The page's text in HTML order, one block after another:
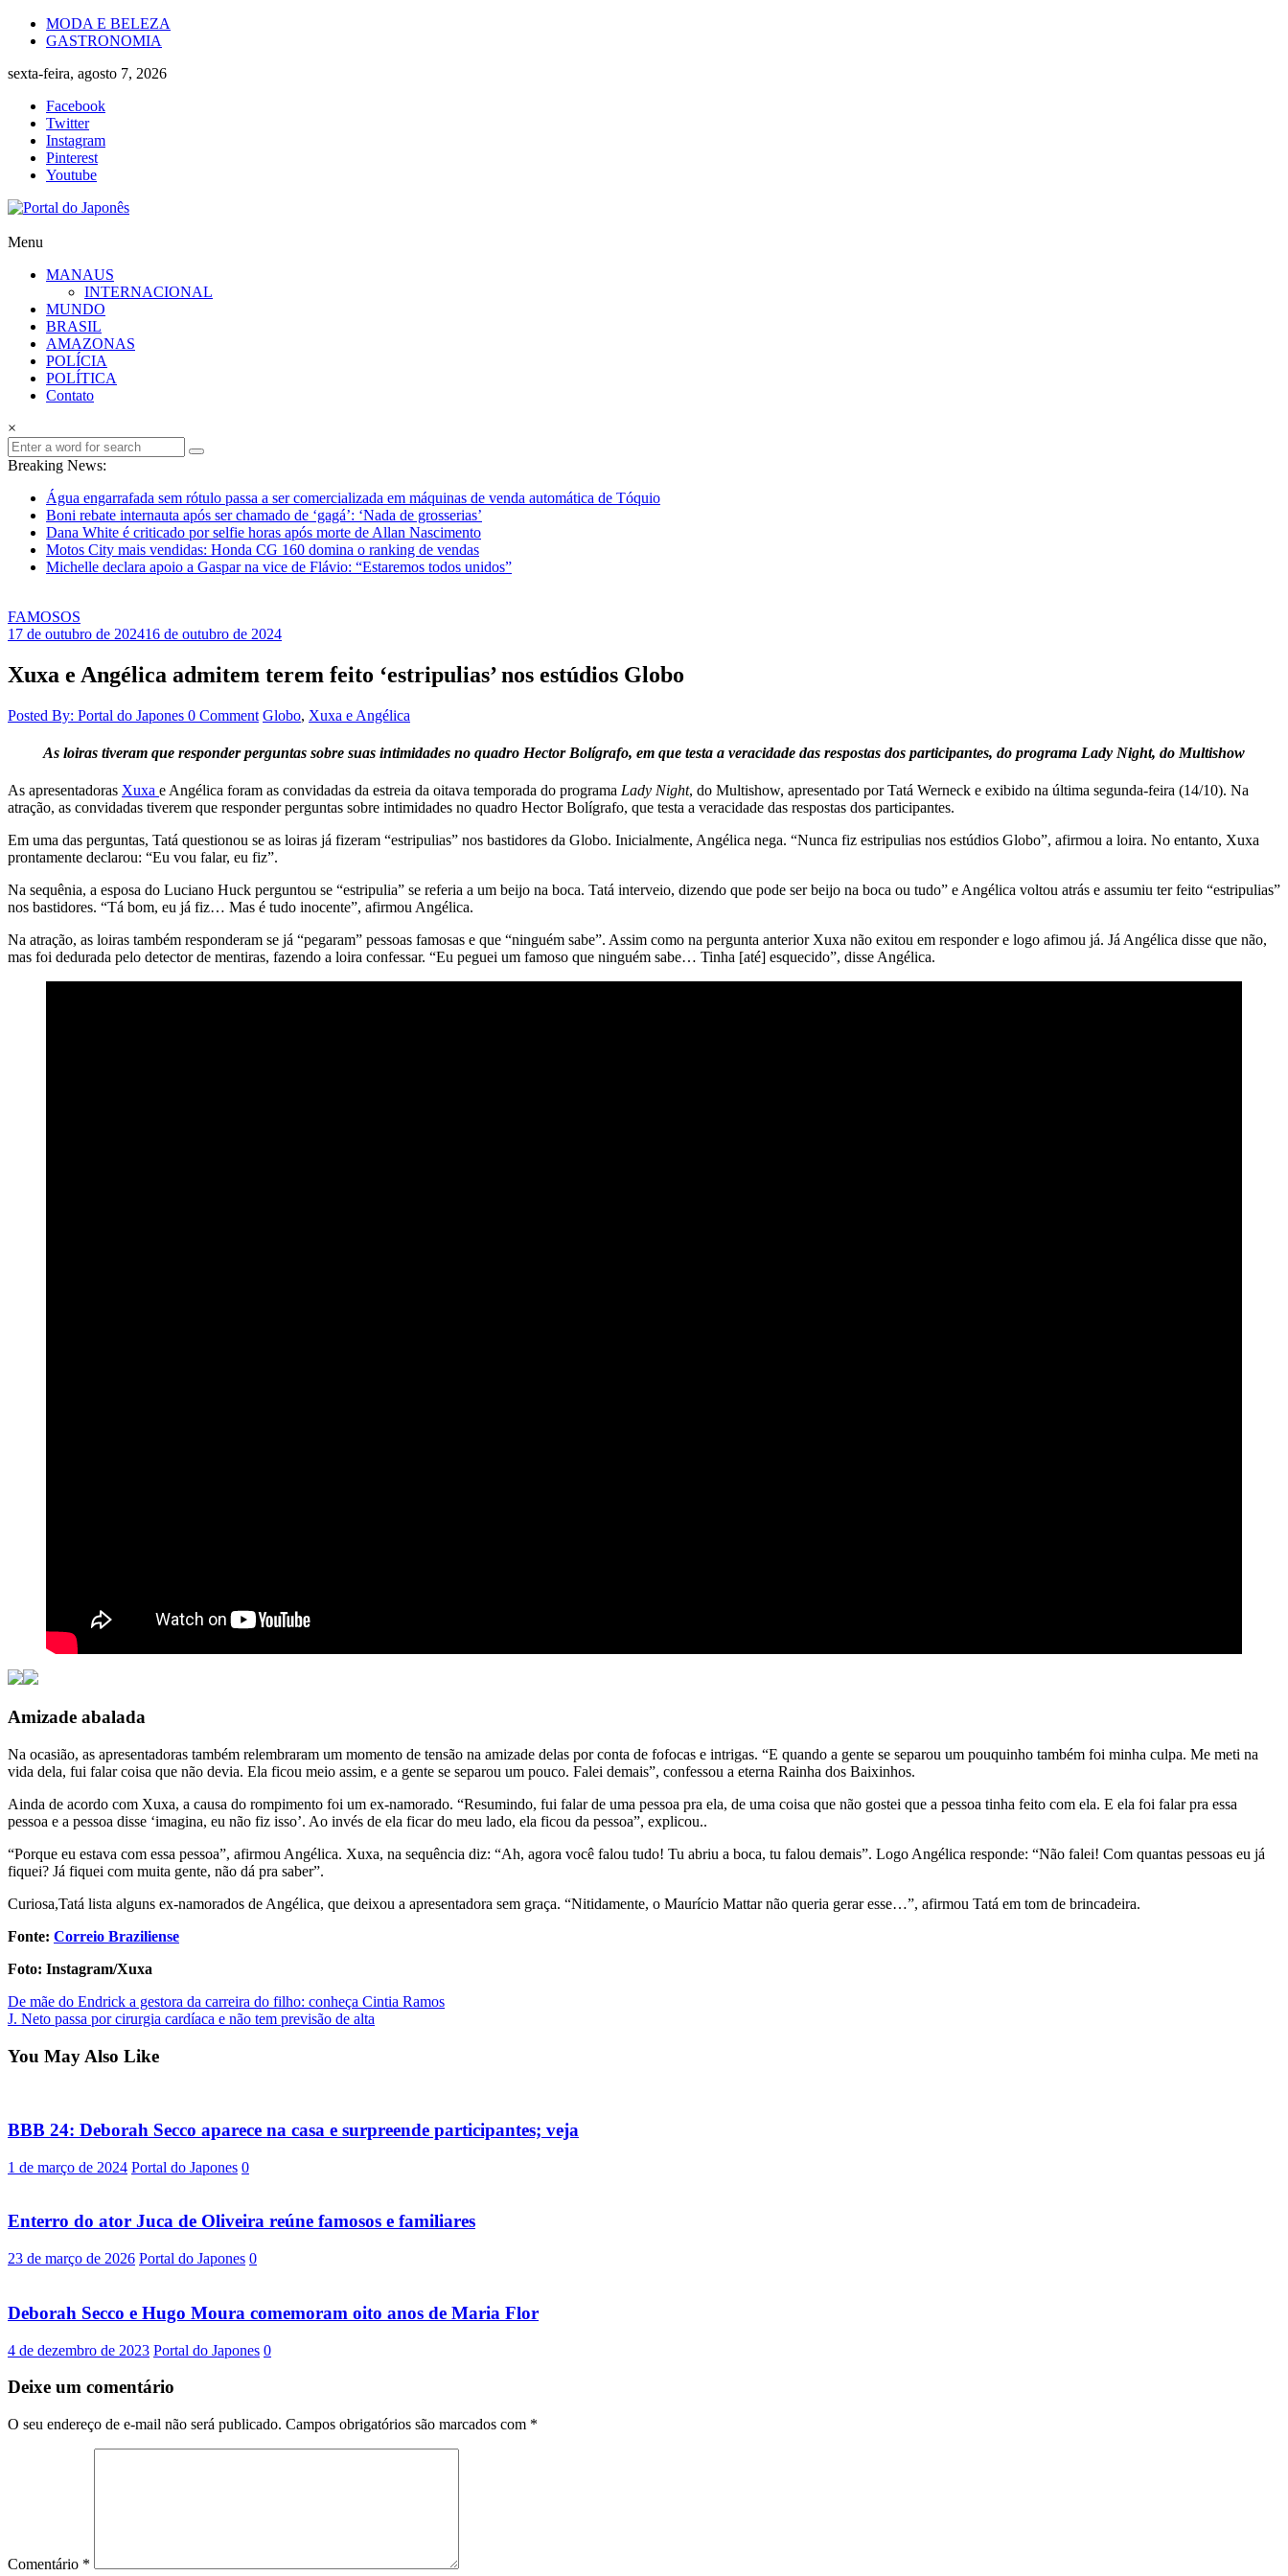
Skip
MODA E BELEZA
GASTRONOMIA
sexta-feira, agosto 7, 2026
Facebook
Twitter
Instagram
Pinterest
Youtube
Portal
Japonês
Japão
mais
perto
Menu
MANAUS
INTERNACIONAL
MUNDO
BRASIL
AMAZONAS
POLÍCIA
POLÍTICA
Contato
×
Breaking News:
Água engarrafada sem rótulo passa a ser comercializada em máquinas de venda automática de Tóquio
Boni rebate internauta após ser chamado de ‘gagá’: ‘Nada de grosserias’
Dana White é criticado por selfie horas após morte de Allan Nascimento
Motos City mais vendidas: Honda CG 160 domina o ranking de vendas
Michelle declara apoio a Gaspar na vice de Flávio: “Estaremos todos unidos”
FAMOSOS
17 de outubro de 202416 de outubro de 2024
Xuxa e Angélica admitem terem feito ‘estripulias’ nos estúdios Globo
Posted By: Portal do Japones 0 Comment Globo, Xuxa e Angélica
As loiras tiveram que responder perguntas sobre suas intimidades no quadro Hector Bolígrafo, em que testa a veracidade das respostas dos participantes, do programa Lady Night, do Multishow
As apresentadoras Xuxa e Angélica foram as convidadas da estreia da oitava temporada do programa Lady Night, do Multishow, apresentado por Tatá Werneck e exibido na última segunda-feira (14/10). Na
atração, as convidadas tiverem que responder perguntas sobre intimidades no quadro Hector Bolígrafo, que testa a veracidade das respostas dos participantes.
Em uma das perguntas, Tatá questionou se as loiras já fizeram “estripulias” nos bastidores da Globo. Inicialmente, Angélica nega. “Nunca fiz estripulias nos estúdios Globo”, afirmou a loira. No entanto, Xuxa
prontamente declarou: “Eu vou falar, eu fiz”.
Na sequênia, a esposa do Luciano Huck perguntou se “estripulia” se referia a um beijo na boca. Tatá interveio, dizendo que pode ser beijo na boca ou tudo” e Angélica voltou atrás e assumiu ter feito “estripulias”
nos bastidores. “Tá bom, eu já fiz… Mas é tudo inocente”, afirmou Angélica.
Na atração, as loiras também responderam se já “pegaram” pessoas famosas e que “ninguém sabe”. Assim como na pergunta anterior Xuxa não exitou em responder e logo afimou já. Já Angélica disse que não,
mas foi dedurada pelo detector de mentiras, fazendo a loira confessar. “Eu peguei um famoso que ninguém sabe… Tinha [até] esquecido”, disse Angélica.
Amizade abalada
Na ocasião, as apresentadoras também relembraram um momento de tensão na amizade delas por conta de fofocas e intrigas. “E quando a gente se separou um pouquinho também foi minha culpa. Me meti na
vida dela, fui falar coisa que não devia. Ela ficou meio assim, e a gente se separou um pouco. Falei demais”, confessou a eterna Rainha dos Baixinhos.
Ainda de acordo com Xuxa, a causa do rompimento foi um ex-namorado. “Resumindo, fui falar de uma pessoa pra ela, de uma coisa que não gostei que a pessoa tinha feito com ela. E ela foi falar pra essa
pessoa e a pessoa disse ‘imagina, eu não fiz isso’. Ao invés de ela ficar do meu lado, ela ficou da pessoa”, explicou..
“Porque eu estava com essa pessoa”, afirmou Angélica. Xuxa, na sequência diz: “Ah, agora você falou tudo! Tu abriu a boca, tu falou demais”. Logo Angélica responde: “Não falei! Com quantas pessoas eu já
fiquei? Já fiquei com muita gente, não dá pra saber”.
Curiosa,Tatá lista alguns ex-namorados de Angélica, que deixou a apresentadora sem graça. “Nitidamente, o Maurício Mattar não queria gerar esse…”, afirmou Tatá em tom de brincadeira.
Fonte: Correio Braziliense
Foto: Instagram/Xuxa
Post
navigation
De mãe do Endrick a gestora da carreira do filho: conheça Cintia Ramos
J. Neto passa por cirurgia cardíaca e não tem previsão de alta
You May Also Like
BBB 24: Deborah Secco aparece na casa e surpreende participantes; veja
1 de março de 2024 Portal do Japones 0
Enterro do ator Juca de Oliveira reúne famosos e familiares
23 de março de 2026 Portal do Japones 0
Deborah Secco e Hugo Moura comemoram oito anos de Maria Flor
4 de dezembro de 2023 Portal do Japones 0
Deixe um comentário
O seu endereço de e-mail não será publicado. Campos obrigatórios são marcados com *
Comentário *